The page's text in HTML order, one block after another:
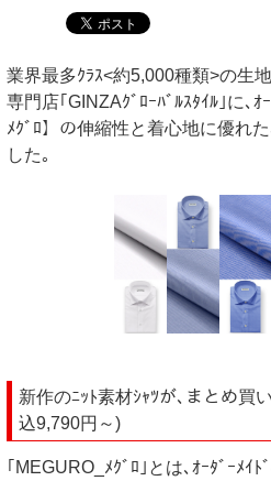
業界最多ｸﾗｽ<約5,000種類>の生
専門店｢GINZAｸﾞﾛｰﾊﾞﾙｽﾀｲﾙ｣に､ｵ
ﾒｸﾞﾛ】の伸縮性と着心地に優れ
した｡
新作のﾆｯﾄ素材ｼｬﾂが､まとめ買
込9,790円～)
｢MEGURO_ﾒｸﾞﾛ｣とは､ｵｰﾀﾞｰﾒｲ